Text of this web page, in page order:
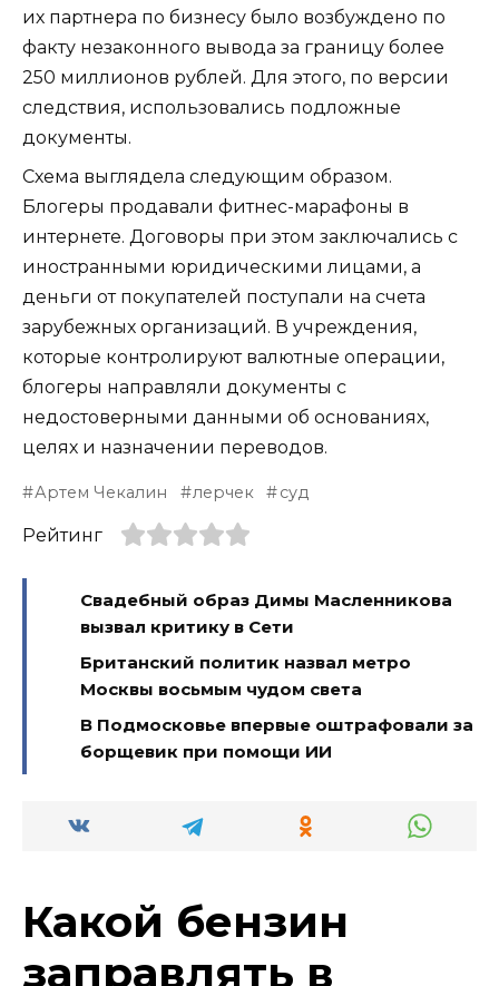
их партнера по бизнесу было возбуждено по
факту незаконного вывода за границу более
250 миллионов рублей. Для этого, по версии
следствия, использовались подложные
документы.
Схема выглядела следующим образом.
Блогеры продавали фитнес-марафоны в
интернете. Договоры при этом заключались с
иностранными юридическими лицами, а
деньги от покупателей поступали на счета
зарубежных организаций. В учреждения,
которые контролируют валютные операции,
блогеры направляли документы с
недостоверными данными об основаниях,
целях и назначении переводов.
Артем Чекалин лерчек суд
Рейтинг
Свадебный образ Димы Масленникова
вызвал критику в Сети
Британский политик назвал метро
Москвы восьмым чудом света
В Подмосковье впервые оштрафовали за
борщевик при помощи ИИ
Какой бензин
заправлять в